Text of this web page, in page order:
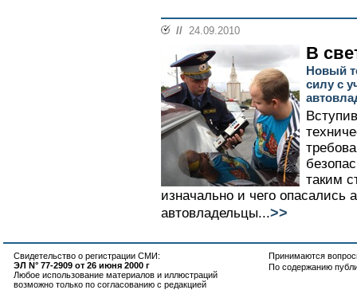
// 24.09.2010
В
Новый
силу с
таким
изначально и чего опасались
автовладельцы...>>
Свидетельство о регистрации СМИ:
ЭЛ N° 77-2909 от 26 июня 2000 г
Любое использование материалов и иллюстраций
возможно только по согласованию с редакцией
Принимаются
По содержанию